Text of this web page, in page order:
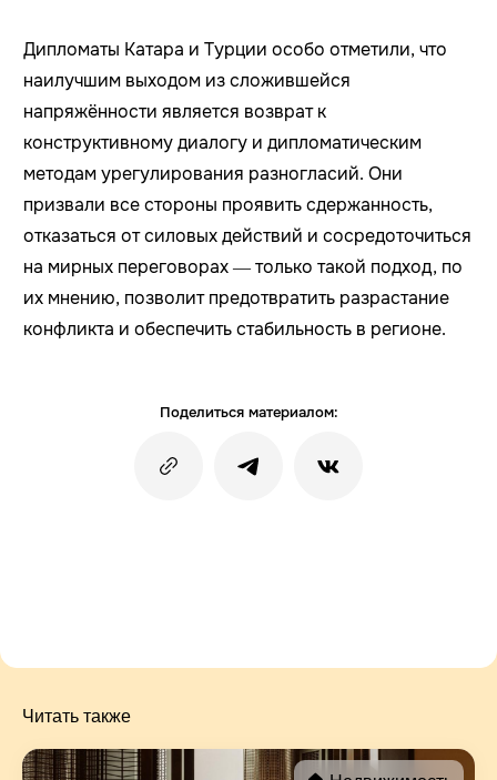
Дипломаты Катара и Турции особо отметили, что
наилучшим выходом из сложившейся
напряжённости является возврат к
конструктивному диалогу и дипломатическим
методам урегулирования разногласий. Они
призвали все стороны проявить сдержанность,
отказаться от силовых действий и сосредоточиться
на мирных переговорах — только такой подход, по
их мнению, позволит предотвратить разрастание
конфликта и обеспечить стабильность в регионе.
Поделиться материалом:
Читать также